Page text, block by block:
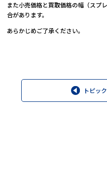
また小売価格と買取価格の幅（スプ
合があります。
あらかじめご了承ください。
トピッ